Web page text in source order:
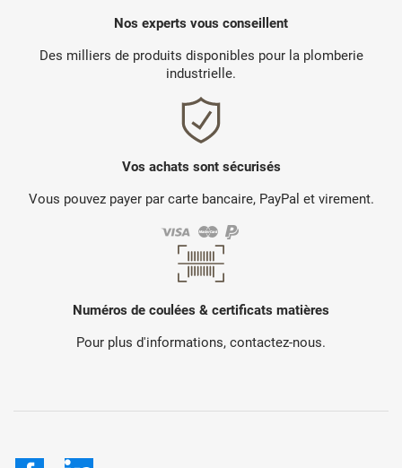
Nos experts vous conseillent
Des milliers de produits disponibles pour la plomberie
industrielle.
Vos achats sont sécurisés
Vous pouvez payer par carte bancaire, PayPal et virement.
Numéros de coulées & certificats matières
Pour plus d'informations, contactez-nous.